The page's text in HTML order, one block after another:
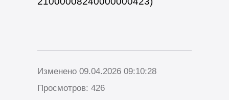
Изменено 09.04.2026 09:10:28
Просмотров: 426